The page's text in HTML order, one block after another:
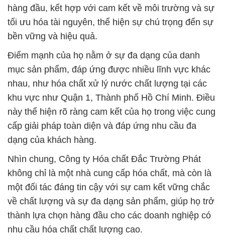
hàng đầu, kết hợp với cam kết về môi trường và sự
tối ưu hóa tài nguyên, thể hiện sự chú trọng đến sự
bền vững và hiệu quả.
Điểm mạnh của họ nằm ở sự đa dạng của danh
mục sản phẩm, đáp ứng được nhiều lĩnh vực khác
nhau, như hóa chất xử lý nước chất lượng tại các
khu vực như Quận 1, Thành phố Hồ Chí Minh. Điều
này thể hiện rõ ràng cam kết của họ trong việc cung
cấp giải pháp toàn diện và đáp ứng nhu cầu đa
dạng của khách hàng.
Nhìn chung, Công ty Hóa chất Đắc Trường Phát
không chỉ là một nhà cung cấp hóa chất, mà còn là
một đối tác đáng tin cậy với sự cam kết vững chắc
về chất lượng và sự đa dạng sản phẩm, giúp họ trở
thành lựa chọn hàng đầu cho các doanh nghiệp có
nhu cầu hóa chất chất lượng cao.